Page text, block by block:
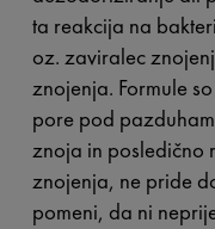
ta reakcija na
oz. zaviralec
znojenja. Formule
pore pod
znoja in posledično
znojenja, ne pride
pomeni, da ni